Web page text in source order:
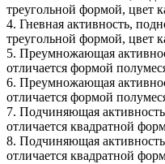
треугольной формой, цвет
4. Гневная активность,
треугольной формой, цвет
5. Преумножающая
отличается формой
6. Преумножающая
отличается формой
7. Подчиняющая
отличается квадратной
8. Подчиняющая
отличается квадратной